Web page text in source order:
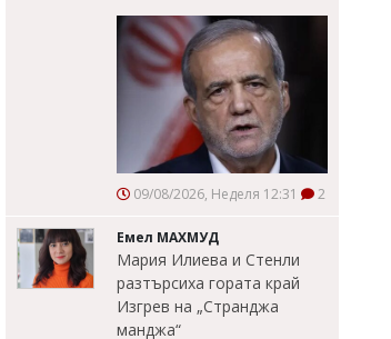
09/08/2026, Неделя 12:31 2
Емел МАХМУД
Мария Илиева и Стенли
разтърсиха гората край
Изгрев на „Странджа
манджа“